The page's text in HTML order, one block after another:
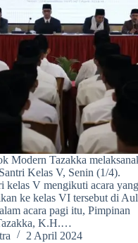
Modern Tazakka
Kelas V, Senin (1/4).
kelas V mengikuti acara yang
ke kelas VI tersebut di
acara pagi itu, Pimpinan
K.H.…
2 April 2024